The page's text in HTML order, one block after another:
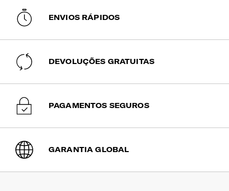
ENVIOS RÁPIDOS
DEVOLUÇÕES GRATUITAS
PAGAMENTOS SEGUROS
GARANTIA GLOBAL